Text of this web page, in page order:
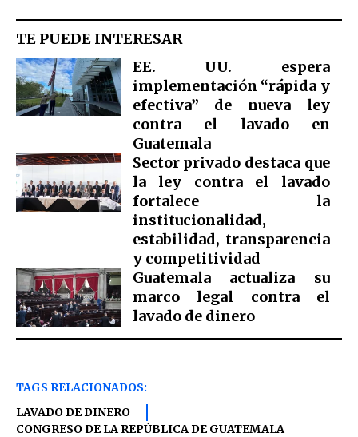
TE PUEDE INTERESAR
EE. UU. espera
implementación “rápida y
efectiva” de nueva ley
contra el lavado en
Guatemala
Sector privado destaca que
la ley contra el lavado
fortalece la
institucionalidad,
estabilidad, transparencia
y competitividad
Guatemala actualiza su
marco legal contra el
lavado de dinero
TAGS RELACIONADOS:
LAVADO DE DINERO
CONGRESO DE LA REPÚBLICA DE GUATEMALA